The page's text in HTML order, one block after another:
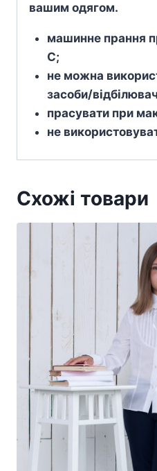
вашим одягом.
машинне прання
С;
не можна
засоби/
прасувати при
не
Схожі товари